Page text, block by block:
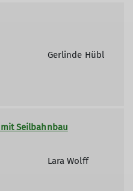
Gerlinde Hübl
Seilbahnbau
Lara Wolff